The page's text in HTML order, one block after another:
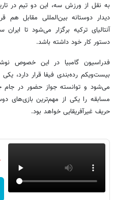
دیدار دوستانه بین‌المللی مقابل
آنتالیای ترکیه برگزار می‌شود تا
دستور کار خود داشته باشد.
فدراسیون گامبیا در این خصوص
بیست‌ویکم رده‌بندی فیفا قرار دارد،
مسابقه را یکی از مهم‌ترین بازی‌های
حریف غیرآفریقایی خواهد بود.